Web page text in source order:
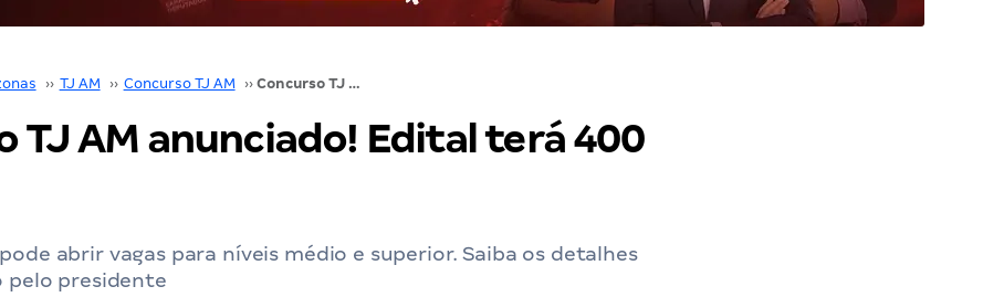
›› TJ AM ›› Concurso TJ AM ›› Concurso TJ AM anunciado! Edital terá 400 vagas
TJ AM anunciado! Edital terá 400
abrir vagas para níveis médio e superior. Saiba os detalhes
presidente